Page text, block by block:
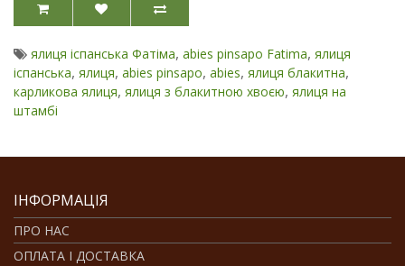
ялиця іспанська Фатіма, abies pinsapo Fatima, ялиця
іспанська, ялиця, abies pinsapo, abies, ялиця блакитна,
карликова ялиця, ялиця з блакитною хвоєю, ялиця на
штамбі
ІНФОРМАЦІЯ
ПРО НАС
ОПЛАТА І ДОСТАВКА